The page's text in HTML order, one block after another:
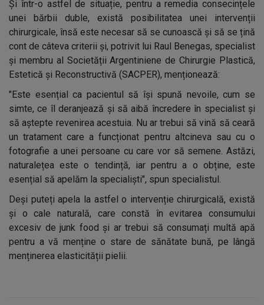
Și într-o astfel de situație, pentru a remedia consecințele
unei bărbii duble, există posibilitatea unei intervenții
chirurgicale, însă este necesar să se cunoască și să se țină
cont de câteva criterii și, potrivit lui Raul Benegas, specialist
și membru al Societății Argentiniene de Chirurgie Plastică,
Estetică și Reconstructivă (SACPER), menționează:
"Este esențial ca pacientul să își spună nevoile, cum se
simte, ce îl deranjează și să aibă încredere în specialist și
să aștepte revenirea acestuia. Nu ar trebui să vină să ceară
un tratament care a funcționat pentru altcineva sau cu o
fotografie a unei persoane cu care vor să semene. Astăzi,
naturalețea este o tendință, iar pentru a o obține, este
esențial să apelăm la specialiști", spun specialistul.
Deși puteți apela la astfel o intervenție chirurgicală, există
și o cale naturală, care constă în evitarea consumului
excesiv de junk food și ar trebui să consumați multă apă
pentru a vă menține o stare de sănătate bună, pe lângă
menținerea elasticității pielii.